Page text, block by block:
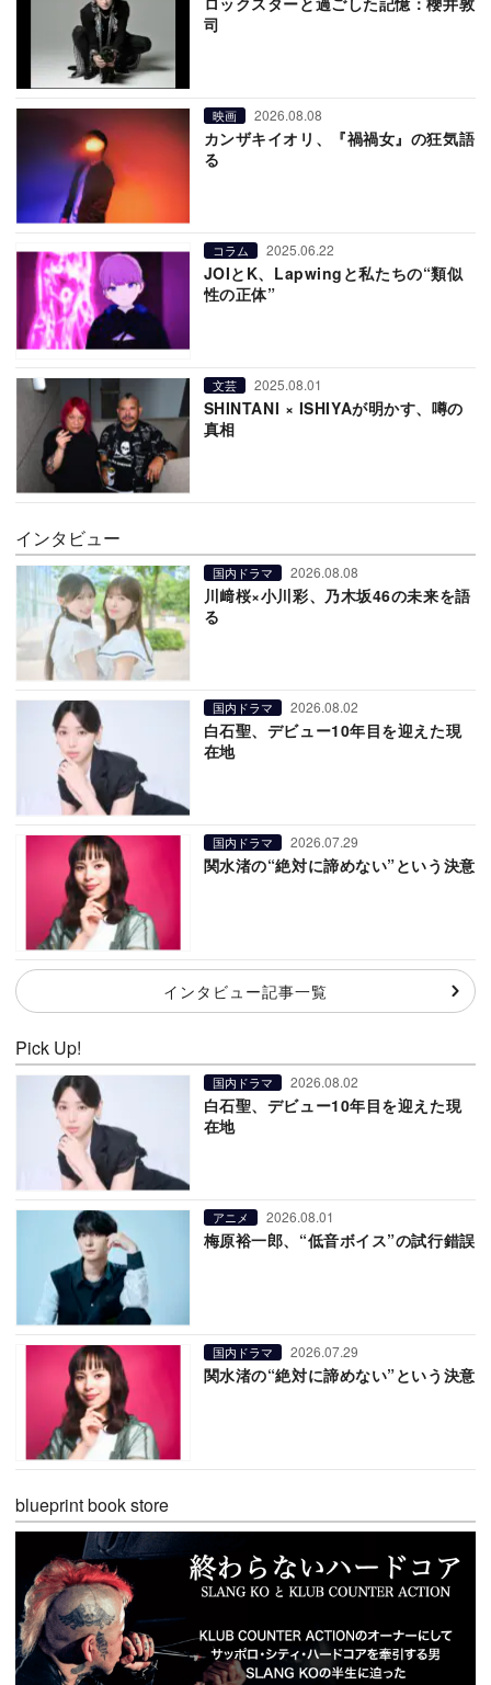
司
映画 2026.08.08
カンザキイオリ、『禍禍女』の狂気語
る
コラム 2025.06.22
JOIとK、Lapwingと私たちの“類似
性の正体”
文芸 2025.08.01
SHINTANI × ISHIYAが明かす、噂の
真相
インタビュー
国内ドラマ 2026.08.08
川﨑桜×小川彩、乃木坂46の未来を語
る
国内ドラマ 2026.08.02
白石聖、デビュー10年目を迎えた現
在地
国内ドラマ 2026.07.29
関水渚の“絶対に諦めない”という決意
インタビュー記事一覧
Pick Up!
国内ドラマ 2026.08.02
白石聖、デビュー10年目を迎えた現
在地
アニメ 2026.08.01
梅原裕一郎、“低音ボイス”の試行錯誤
国内ドラマ 2026.07.29
関水渚の“絶対に諦めない”という決意
blueprint book store